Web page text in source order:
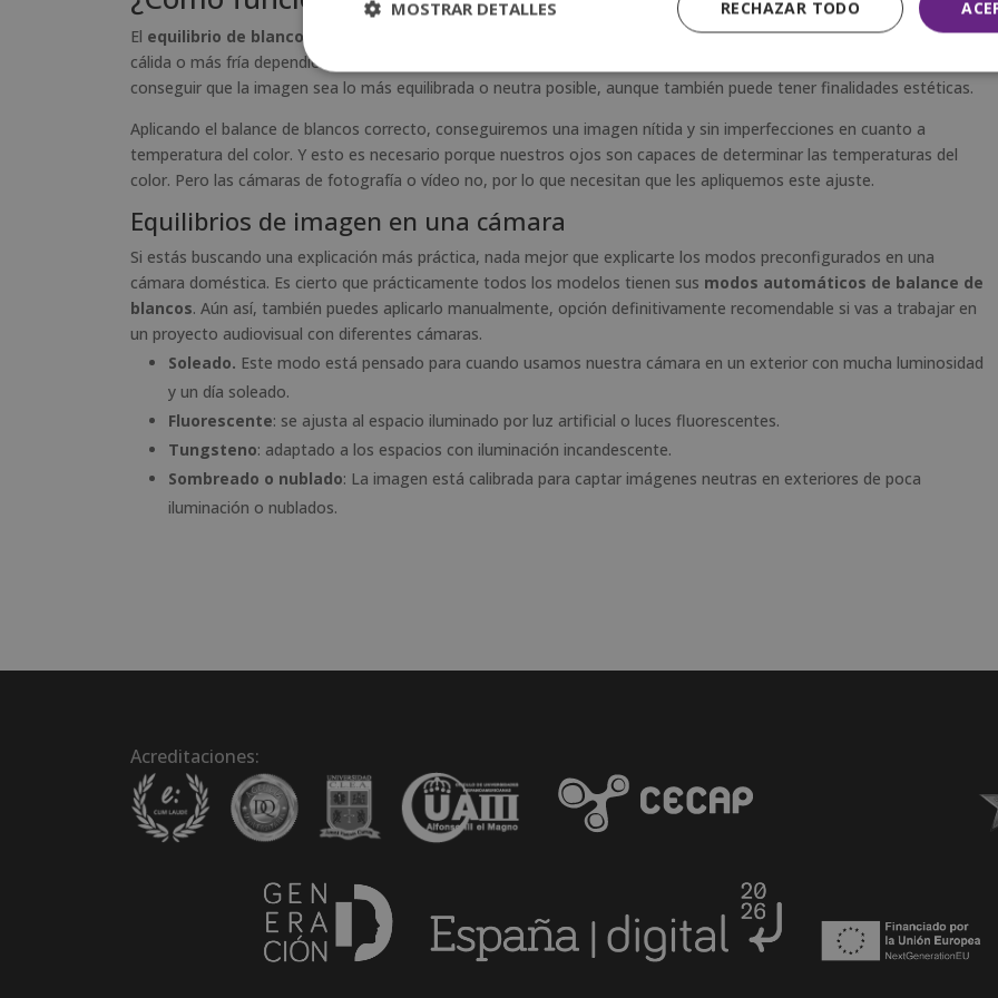
El equilibrio de blancos
nos permite compensar el color dominante de una imagen, añadiéndole una tonalidad más
cálida o más fría dependiendo de las necesidades de cada imagen. La finalidad de configurar el balance de blancos es
conseguir que la imagen sea lo más equilibrada o neutra posible, aunque también puede tener finalidades estéticas.
Aplicando el balance de blancos correcto, conseguiremos una imagen nítida y sin imperfecciones en cuanto a
temperatura del color. Y esto es necesario porque nuestros ojos son capaces de determinar las temperaturas del
color. Pero las cámaras de fotografía o vídeo no, por lo que necesitan que les apliquemos este ajuste.
Equilibrios de imagen en una cámara
Si estás buscando una explicación más práctica, nada mejor que explicarte los modos preconfigurados en una
cámara doméstica. Es cierto que prácticamente todos los modelos tienen sus modos automáticos de balance de
blancos. Aún así, también puedes aplicarlo manualmente, opción definitivamente recomendable si vas a trabajar en
un proyecto audiovisual con diferentes cámaras.
Soleado. Este modo está pensado para cuando usamos nuestra cámara en un exterior con mucha luminosidad
y un día soleado.
Fluorescente: se ajusta al espacio iluminado por luz artificial o luces fluorescentes.
Tungsteno: adaptado a los espacios con iluminación incandescente.
Sombreado o nublado: La imagen está calibrada para captar imágenes neutras en exteriores de poca
iluminación o nublados.
Acreditaciones:
RECHAZAR TODO
MOSTRAR DETALLES